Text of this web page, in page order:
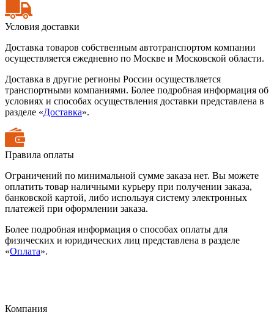
Условия доставки
Доставка товаров собственным автотранспортом компании
осуществляется ежедневно по Москве и Московской области.
Доставка в другие регионы России осуществляется
транспортными компаниями. Более подробная информация об
условиях и способах осуществления доставки представлена в
разделе «Доставка».
Правила оплаты
Ограничений по минимальной сумме заказа нет. Вы можете
оплатить товар наличными курьеру при получении заказа,
банковской картой, либо используя систему электронных
платежей при оформлении заказа.
Более подробная информация о способах оплаты для
физических и юридических лиц представлена в разделе
«Оплата».
Компания